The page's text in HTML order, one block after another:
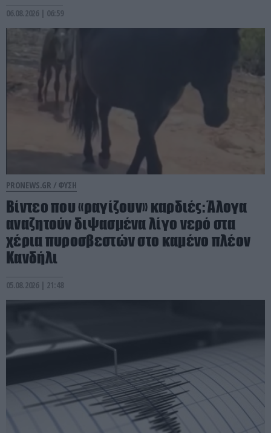
06.08.2026 | 06:59
PRONEWS.GR / ΦΥΣΗ
Βίντεο που «ραγίζουν» καρδιές: Άλογα
αναζητούν διψασμένα λίγο νερό στα
χέρια πυροσβεστών στο καμένο πλέον
Κανδήλι
05.08.2026 | 21:48